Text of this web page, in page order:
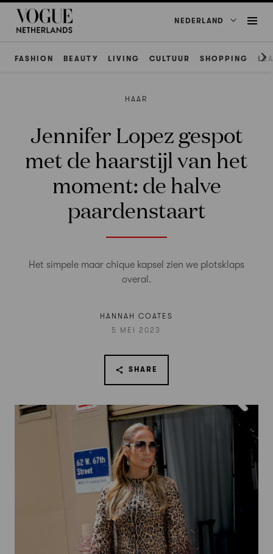
NEDERLAND
FASHION BEAUTY LIVING CULTUUR SHOPPING
HAAR
Jennifer Lopez gespot
met de haarstijl van het
moment: de halve
paardenstaart
Het simpele maar chique kapsel zien we plotsklaps
overal.
HANNAH COATES
5 MEI 2023
SHARE